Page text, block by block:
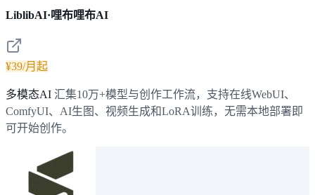
LiblibAI·哩布哩布AI
¥39/月起
多模态AI 汇集10万+模型与创作工作流，支持在线WebUI、
ComfyUI、AI生图、视频生成和LoRA训练，无需本地部署即
可开始创作。